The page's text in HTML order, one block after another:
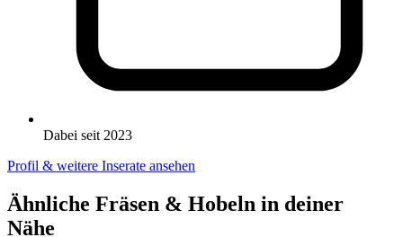
Dabei seit 2023
Profil & weitere Inserate ansehen
Ähnliche Fräsen & Hobeln in deiner
Nähe